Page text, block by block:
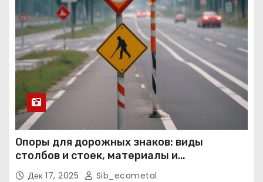
Опоры для дорожных знаков: виды
столбов и стоек, материалы и
нормативные требования
Дек 17, 2025 Sib_ecometal